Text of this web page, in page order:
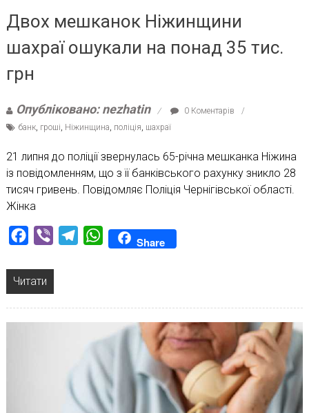
Двох мешканок Ніжинщини
шахраї ошукали на понад 35 тис.
грн
Опубліковано: nezhatin
0 Коментарів
банк, гроші, Ніжинщина, поліція, шахраї
21 липня до поліції звернулась 65-річна мешканка Ніжина
із повідомленням, що з її банківського рахунку зникло 28
тисяч гривень. Повідомляє Поліція Чернігівської області.
Жінка
Facebook
Viber TelegramWhatsAppShare
Читати